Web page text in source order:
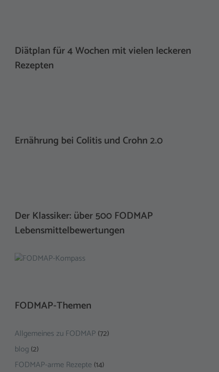
Diätplan für 4 Wochen mit vielen leckeren
Rezepten
Ernährung bei Colitis und Crohn 2.0
Der Klassiker: über 500 FODMAP
Lebensmittelbewertungen
FODMAP-Themen
Allgemeines zu FODMAP (72)
blog (2)
FODMAP-arme Rezepte (14)